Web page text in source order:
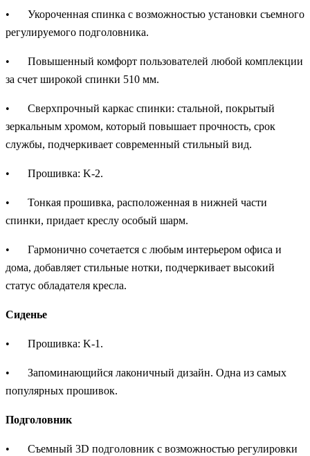
•
Укороченная спинка с возможностью установки съемного
регулируемого подголовника.
•
Повышенный комфорт пользователей любой комплекции
за счет широкой спинки 510 мм.
•
Сверхпрочный каркас спинки: стальной, покрытый
зеркальным хромом, который повышает прочность, срок
службы, подчеркивает современный стильный вид.
• Прошивка: K-2.
•
Тонкая прошивка, расположенная в нижней части
спинки, придает креслу особый шарм.
•
Гармонично сочетается с любым интерьером офиса и
дома, добавляет стильные нотки, подчеркивает высокий
статус обладателя кресла.
Сиденье
• Прошивка: K-1.
•
Запоминающийся лаконичный дизайн. Одна из самых
популярных прошивок.
Подголовник
•
Съемный 3D подголовник с возможностью регулировки